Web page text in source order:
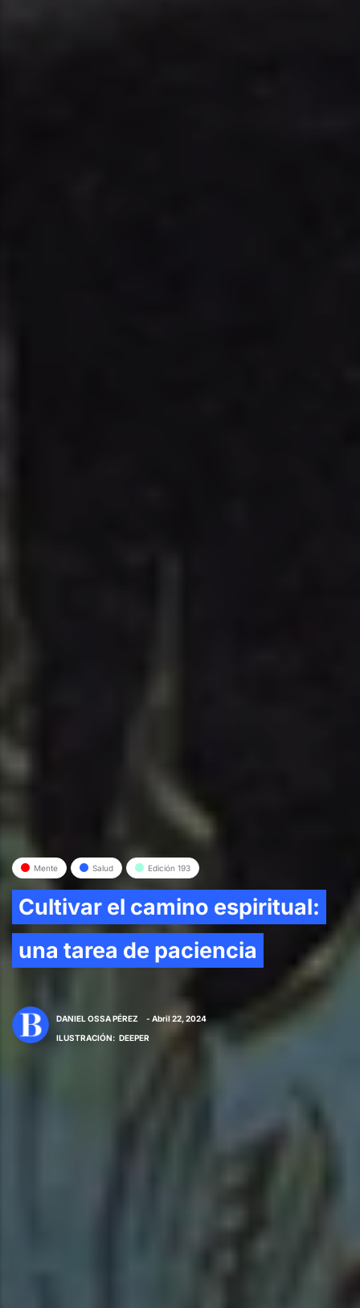
Mente Salud Edición 193
Cultivar el camino espiritual:
una tarea de paciencia
DANIEL OSSA PÉREZ
- Abril 22, 2024
ILUSTRACIÓN: DEEPER